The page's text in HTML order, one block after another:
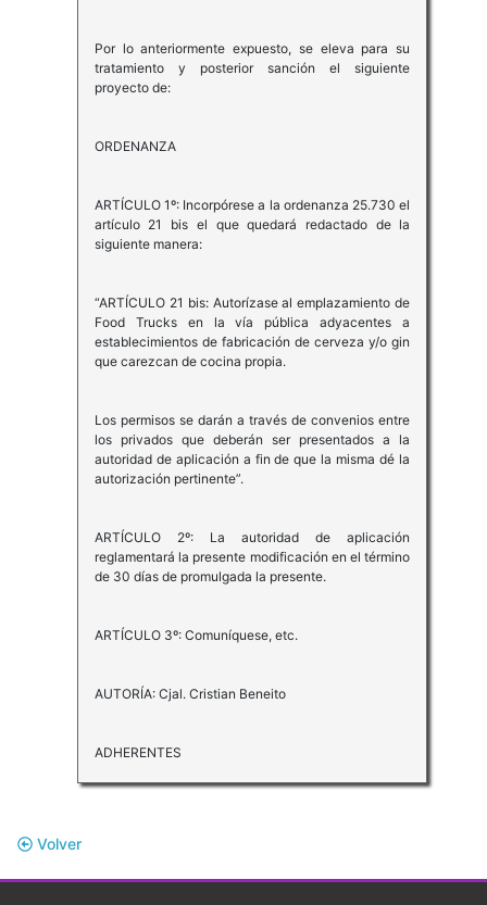
Por lo anteriormente expuesto, se eleva para su
tratamiento y posterior sanción el siguiente
proyecto de:
ORDENANZA
ARTÍCULO 1º: Incorpórese a la ordenanza 25.730 el
artículo 21 bis el que quedará redactado de la
siguiente manera:
“ARTÍCULO 21 bis: Autorízase al emplazamiento de
Food Trucks en la vía pública adyacentes a
establecimientos de fabricación de cerveza y/o gin
que carezcan de cocina propia.
Los permisos se darán a través de convenios entre
los privados que deberán ser presentados a la
autoridad de aplicación a fin de que la misma dé la
autorización pertinente”.
ARTÍCULO 2º: La autoridad de aplicación
reglamentará la presente modificación en el término
de 30 días de promulgada la presente.
ARTÍCULO 3º: Comuníquese, etc.
AUTORÍA: Cjal. Cristian Beneito
ADHERENTES
Volver